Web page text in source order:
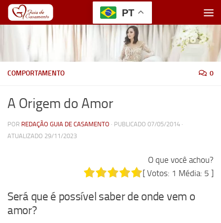
Skip to content
COMPORTAMENTO 0
A Origem do Amor
POR REDAÇÃO GUIA DE CASAMENTO · PUBLICADO 07/05/2014 ·
ATUALIZADO 29/11/2023
O que você achou?
[ Votos: 1 Média: 5 ]
Será que é possível saber de onde vem o
amor?
PT